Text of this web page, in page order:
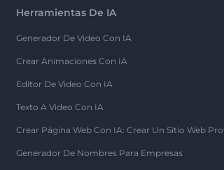
Herramientas De IA
Generador De Video Con IA
Crear Animaciones Con IA
Editor De Video Con IA
Texto A Video Con IA
Crear Página Web Con IA: Crear Un Sitio Web
Generador De Nombres Para Empresas